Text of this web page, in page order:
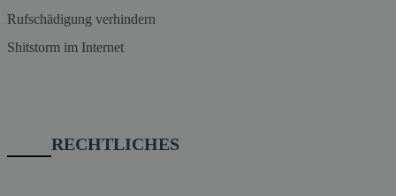
Rufschädigung verhindern
Shitstorm im Internet
RECHTLICHES